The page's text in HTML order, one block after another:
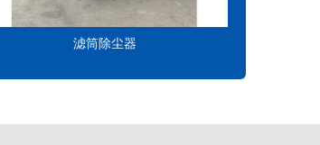
滤筒除尘器